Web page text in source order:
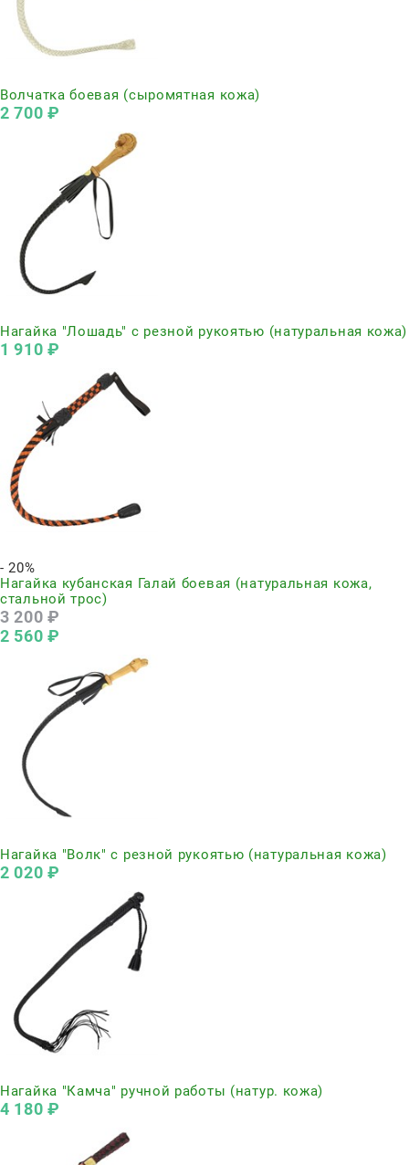
Волчатка боевая (сыромятная кожа)
2 700 ₽
Нагайка "Лошадь" с резной рукоятью (натуральная кожа)
1 910 ₽
- 20%
Нагайка кубанская Галай боевая (натуральная кожа,
стальной трос)
3 200 ₽
2 560 ₽
Нагайка "Волк" с резной рукоятью (натуральная кожа)
2 020 ₽
Нагайка "Камча" ручной работы (натур. кожа)
4 180 ₽